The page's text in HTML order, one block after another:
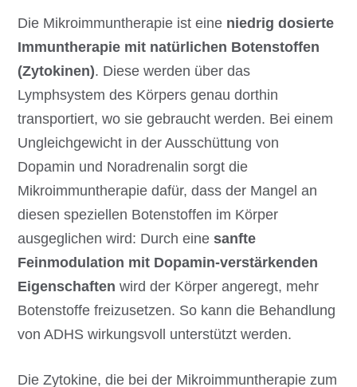
Die Mikroimmuntherapie ist eine niedrig dosierte
Immuntherapie mit natürlichen Botenstoffen
(Zytokinen). Diese werden über das
Lymphsystem des Körpers genau dorthin
transportiert, wo sie gebraucht werden. Bei einem
Ungleichgewicht in der Ausschüttung von
Dopamin und Noradrenalin sorgt die
Mikroimmuntherapie dafür, dass der Mangel an
diesen speziellen Botenstoffen im Körper
ausgeglichen wird: Durch einesanfte
Feinmodulation mit Dopamin-verstärkenden
Eigenschaften wird der Körper angeregt, mehr
Botenstoffe freizusetzen. So kann die Behandlung
von ADHS wirkungsvoll unterstützt werden.
Die Zytokine, die bei der Mikroimmuntherapie zum